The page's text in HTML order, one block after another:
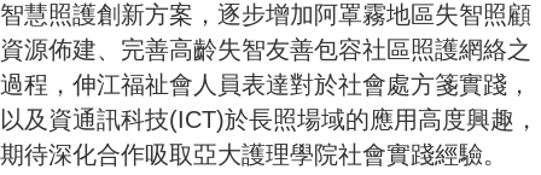
智慧照護創新方案，逐步增加阿罩霧地區失智照顧
資源佈建、完善高齡失智友善包容社區照護網絡之
過程，伸江福祉會人員表達對於社會處方箋實踐，
以及資通訊科技(ICT)於長照場域的應用高度興趣，
期待深化合作吸取亞大護理學院社會實踐經驗。